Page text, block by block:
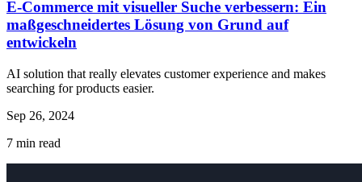
E-Commerce mit visueller Suche verbessern: Ein
maßgeschneidertes Lösung von Grund auf
entwickeln
AI solution that really elevates customer experience and makes
searching for products easier.
Sep 26, 2024
7 min read